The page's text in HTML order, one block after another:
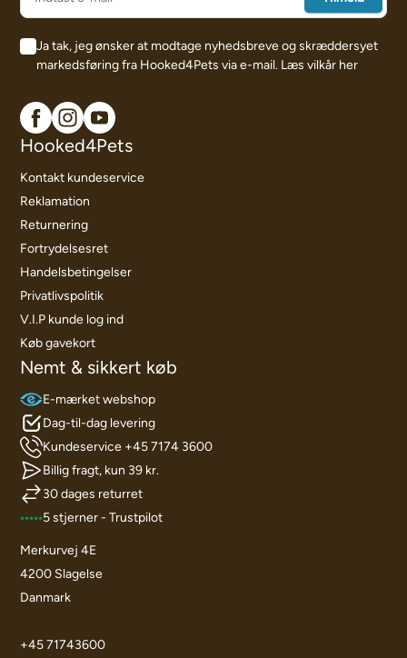
Ja tak, jeg ønsker at modtage nyhedsbreve og skræddersyet
markedsføring fra Hooked4Pets via e-mail. Læs vilkår her
Hooked4Pets
Kontakt kundeservice
Reklamation
Returnering
Fortrydelsesret
Handelsbetingelser
Privatlivspolitik
V.I.P kunde log ind
Køb gavekort
Nemt & sikkert køb
E-mærket webshop
Dag-til-dag levering
Kundeservice +45 7174 3600
Billig fragt, kun 39 kr.
30 dages returret
5 stjerner - Trustpilot
Merkurvej 4E
4200 Slagelse
Danmark
+45 71743600